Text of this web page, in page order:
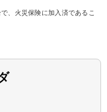
、火災保険に加入済であるこ